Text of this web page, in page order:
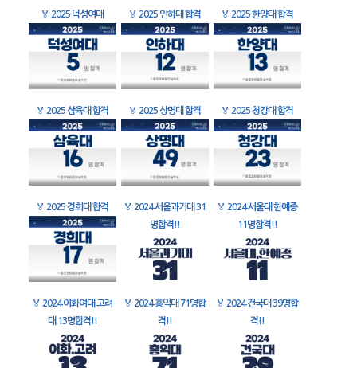
🏅 2025 덕성여대 🏅 2025 인하대 합격 🏅 2025 한양대 합격
🏅 2025 삼육대 합격 🏅 2025 상명대 합격 🏅 2025 청강대 합격
🏅 2025 경희대 합격 🏅 2024 서울과기대 31
명합격!!
🏅 2024 서울대 한예종
11명합격!!
🏅 2024 이화여대 고려
대 13명합격!!
🏅 2024 홍익대 71명합
격!!
🏅 2024 건국대 39명합
격!!